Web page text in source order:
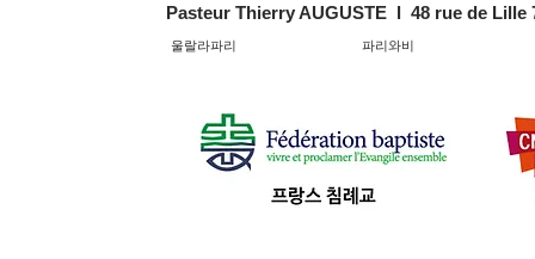
Pasteur Thierry AUGUSTE l 48 rue de Lille
울랄라파리 파리와비